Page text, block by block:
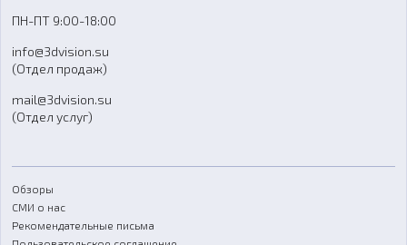
FAQ
ПН-ПТ 9:00-18:00
info@3dvision.su
(Отдел продаж)
mail@3dvision.su
(Отдел услуг)
Обзоры
СМИ о нас
Рекомендательные письма